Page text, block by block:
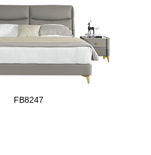
FB8247